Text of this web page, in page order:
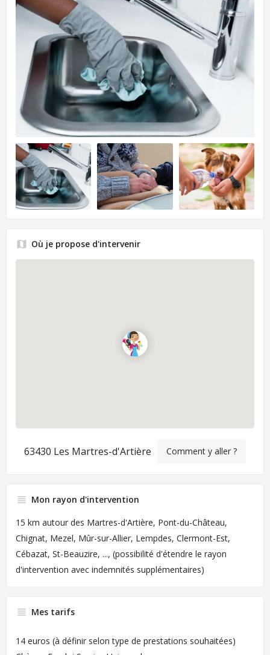
Où je propose d'intervenir
63430 Les Martres-d'Artière Comment y aller ?
Mon rayon d'intervention
15 km autour des Martres-d'Artière, Pont-du-Château,
Chignat, Mezel, Mûr-sur-Allier, Lempdes, Clermont-Est,
Cébazat, St-Beauzire, ..., (possibilité d'étendre le rayon
d'intervention avec indemnités supplémentaires)
Mes tarifs
14 euros (à définir selon type de prestations souhaitées)